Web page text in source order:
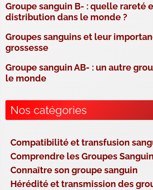
Groupe sanguin B- : quelle rareté
distribution dans le monde ?
Groupes sanguins et leur
grossesse
Groupe sanguin AB- : un autre
le monde
Nos catégories
Compatibilité et transfusion
Comprendre les Groupes
Connaître son groupe sanguin
Hérédité et transmission des